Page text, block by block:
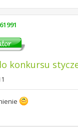
konkursu